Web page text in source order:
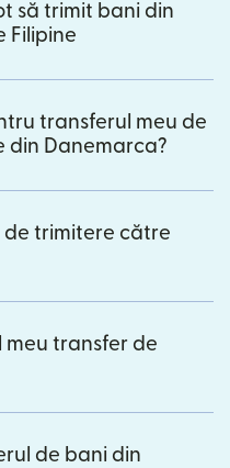
să trimit bani din
Filipine
transferul meu de
din Danemarca?
de trimitere către
meu transfer de
de bani din